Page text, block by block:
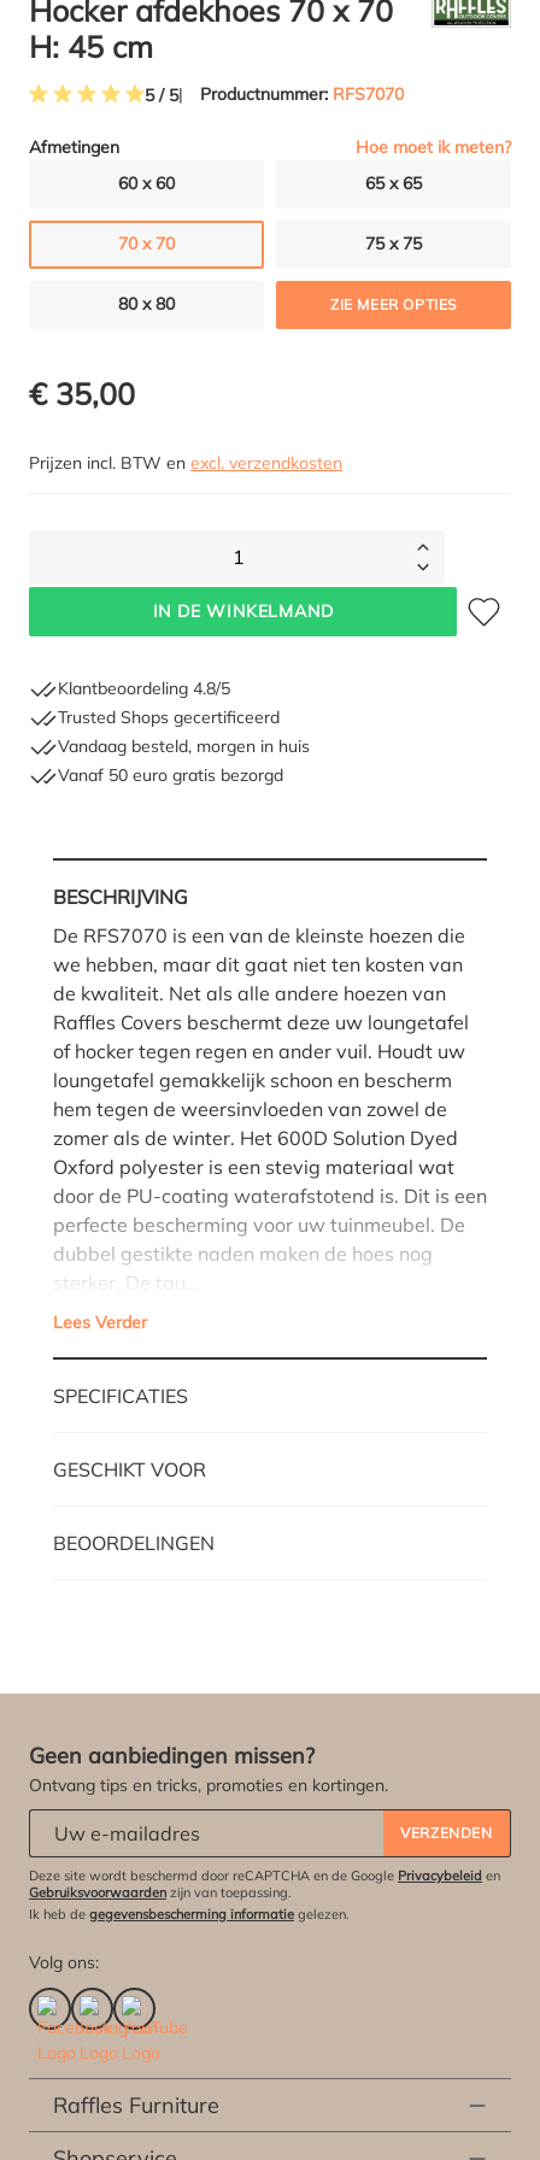
Hocker afdekhoes 70 x 70
H: 45 cm
5 / 5 Productnummer: RFS7070
Afmetingen
Hoe moet ik meten?
60 x 60
65 x 65
70 x 70 75 x 75
80 x 80 ZIE MEER OPTIES
€ 35,00
Prijzen incl. BTW en excl. verzendkosten
1
IN DE WINKELMAND
Klantbeoordeling 4.8/5
Trusted Shops gecertificeerd
Vandaag besteld, morgen in huis
Vanaf 50 euro gratis bezorgd
BESCHRIJVING
De RFS7070 is een van de kleinste hoezen die
we hebben, maar dit gaat niet ten kosten van
de kwaliteit. Net als alle andere hoezen van
Raffles Covers beschermt deze uw loungetafel
of hocker tegen regen en ander vuil. Houdt uw
loungetafel gemakkelijk schoon en bescherm
hem tegen de weersinvloeden van zowel de
zomer als de winter. Het 600D Solution Dyed
Oxford polyester is een stevig materiaal wat
door de PU-coating waterafstotend is. Dit is een
perfecte bescherming voor uw tuinmeubel. De
dubbel gestikte naden maken de hoes nog
sterker. De tau…
Lees Verder
SPECIFICATIES
GESCHIKT VOOR
BEOORDELINGEN
Geen aanbiedingen missen?
Ontvang tips en tricks, promoties en kortingen.
VERZENDEN
Deze site wordt beschermd door reCAPTCHA en de Google Privacybeleid en
Gebruiksvoorwaarden zijn van toepassing.
Ik heb de gegevensbescherming informatie gelezen.
Volg ons:
Raffles Furniture